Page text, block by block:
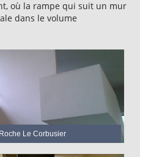
où la rampe qui suit un mur
dans le volume
Le Corbusier